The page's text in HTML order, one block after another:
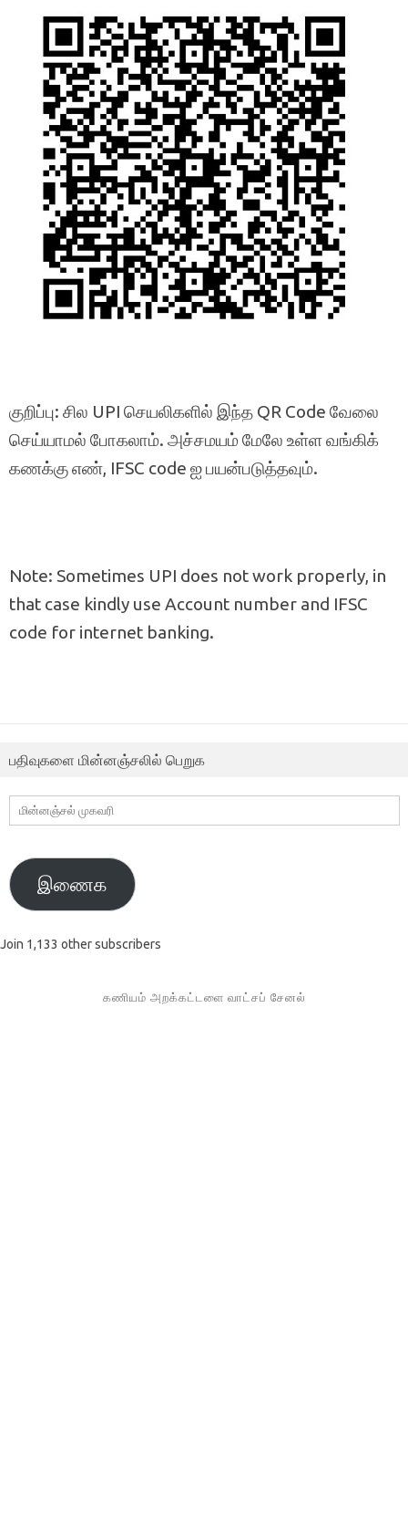
குறிப்பு: சில UPI செயலிகளில் இந்த QR Code வேலை
செய்யாமல் போகலாம். அச்சமயம் மேலே உள்ள வங்கிக்
கணக்கு எண், IFSC code ஐ பயன்படுத்தவும்.
Note: Sometimes UPI does not work properly, in
that case kindly use Account number and IFSC
code for internet banking.
பதிவுகளை மின்னஞ்சலில் பெறுக
மின்னஞ்சல்
முகவரி
இணைக
Join 1,133 other subscribers
கணியம் அறக்கட்டளை வாட்சப் சேனல்